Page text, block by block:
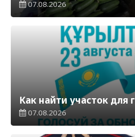
07.08.2026
Как найти участок для
07.08.2026